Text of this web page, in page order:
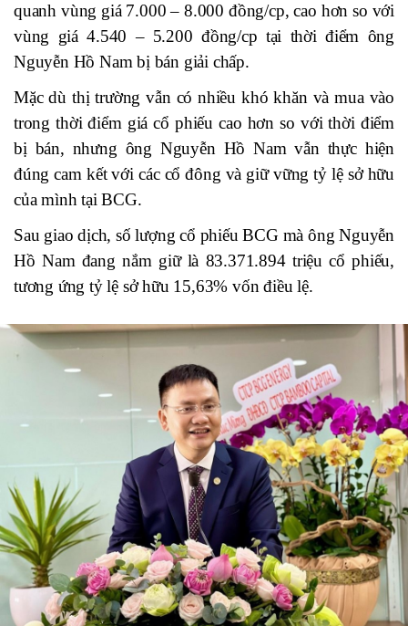
quanh vùng giá 7.000 – 8.000 đồng/cp, cao hơn so với
vùng giá 4.540 – 5.200 đồng/cp tại thời điểm ông
Nguyễn Hồ Nam bị bán giải chấp.
Mặc dù thị trường vẫn có nhiều khó khăn và mua vào
trong thời điểm giá cổ phiếu cao hơn so với thời điểm
bị bán, nhưng ông Nguyễn Hồ Nam vẫn thực hiện
đúng cam kết với các cổ đông và giữ vững tỷ lệ sở hữu
của mình tại BCG.
Sau giao dịch, số lượng cổ phiếu BCG mà ông Nguyễn
Hồ Nam đang nắm giữ là 83.371.894 triệu cổ phiếu,
tương ứng tỷ lệ sở hữu 15,63% vốn điều lệ.